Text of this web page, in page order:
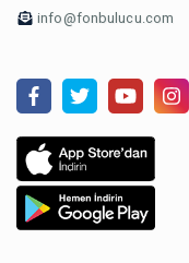
info@fonbulucu.com